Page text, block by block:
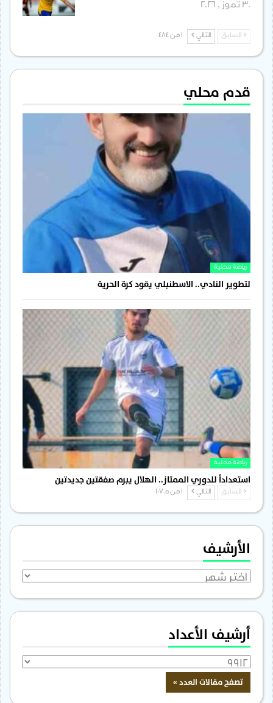
30 تموز , 2026
السابق التالي
قدم محلي
رياضة محلية
لتطوير النادي.. الاسطنبلي يقود كرة الحرية
رياضة محلية
استعداداً للدوري الممتاز.. الهلال يبرم صفقتين جديدتين
السابق التالي
الأرشيف
الأرشيف
أرشيف الأعداد